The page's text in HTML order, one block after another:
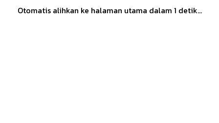
Otomatis alihkan ke halaman utama dalam 1 detik...